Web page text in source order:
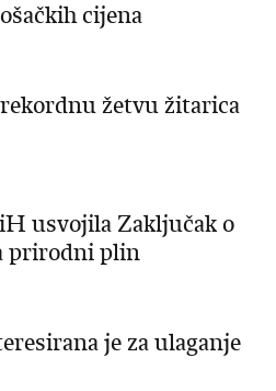
cijena
žetvu žitarica
usvojila Zaključak o
prirodni plin
je za ulaganje